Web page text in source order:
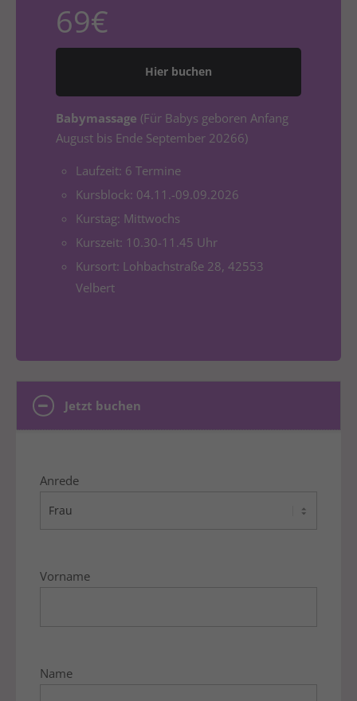
info@yourdomain.com
About us
Lorem ipsum dolor sit amet, consectetuer
adipiscing elit.
Aenean commodo ligula eget dolor. Aenean massa.
parturient montes, nascetur ridiculus mus. Donec
quam felis, ultricies nec.
69€
Hier buchen
Babymassage (Für Babys geboren Anfang
August bis Ende September 20266)
Laufzeit: 6 Termine
Kursblock: 04.11.-09.09.2026
Kurstag: Mittwochs
Kurszeit: 10.30-11.45 Uhr
Kursort: Lohbachstraße 28, 42553
Velbert
Jetzt buchen
Anrede
Vorname
Name